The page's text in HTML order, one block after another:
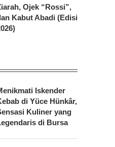
Ojek “Rossi”,
Kabut Abadi (Edisi
Iskender
di Yüce Hünkâr,
Kuliner yang
di Bursa